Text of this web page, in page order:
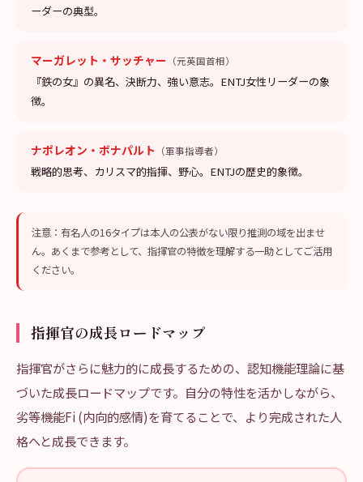
ーダーの典型。
マーガレット・サッチャー （元英国首相）
『鉄の女』の異名、決断力、強い意志。ENTJ女性リーダーの象
徴。
ナポレオン・ボナパルト （軍事指導者）
戦略的思考、カリスマ的指揮、野心。ENTJの歴史的象徴。
注意：有名人の16タイプは本人の公表がない限り推測の域を出ませ
ん。あくまで参考として、指揮官の特徴を理解する一助としてご活用
ください。
指揮官の成長ロードマップ
指揮官がさらに魅力的に成長するための、認知機能理論に基
づいた成長ロードマップです。自分の特性を活かしながら、
劣等機能Fi (内向的感情)を育てることで、より完成された人
格へと成長できます。